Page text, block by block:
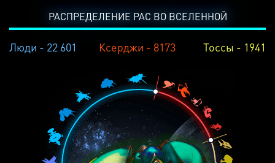
РАСПРЕДЕЛЕНИЕ РАС ВО ВСЕЛЕННОЙ
Люди - 22 601 Ксерджи - 8173 Тоссы - 1941